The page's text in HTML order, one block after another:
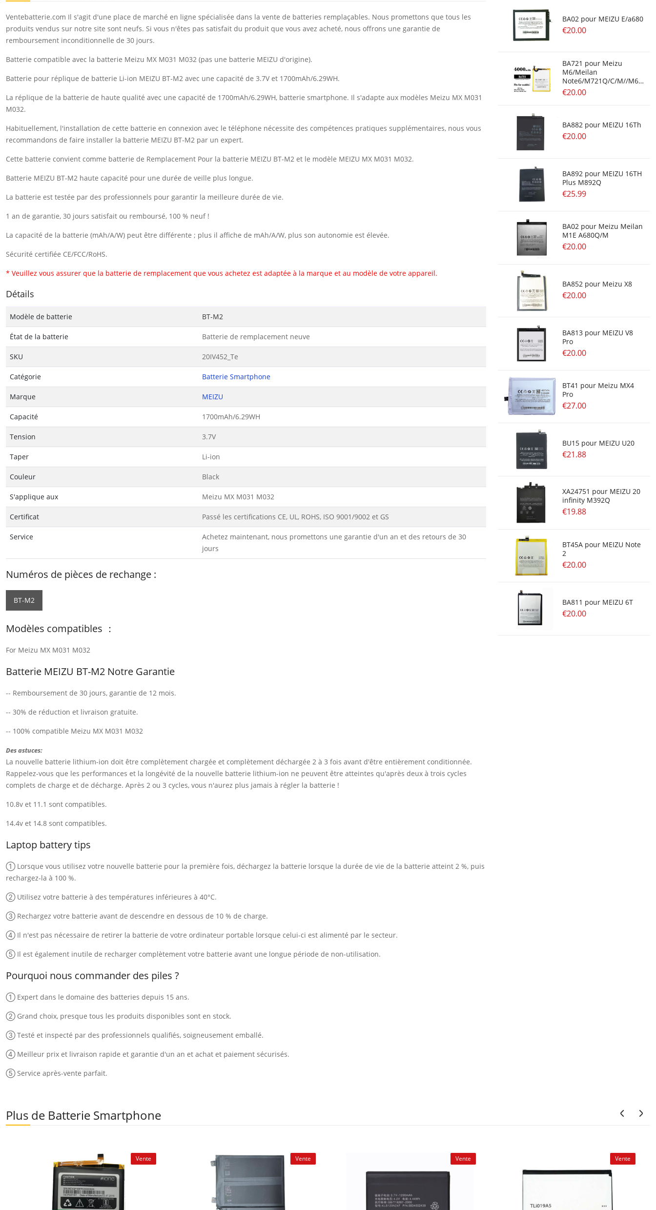
Ventebatterie.com Il s'agit d'une place de marché en ligne spécialisée dans la vente de batteries remplaçables. Nous promettons que tous les
produits vendus sur notre site sont neufs. Si vous n'êtes pas satisfait du produit que vous avez acheté, nous offrons une garantie de
remboursement inconditionnelle de 30 jours.
Batterie compatible avec la batterie Meizu MX M031 M032 (pas une batterie MEIZU d'origine).
Batterie pour réplique de batterie Li-ion MEIZU BT-M2 avec une capacité de 3.7V et 1700mAh/6.29WH.
La réplique de la batterie de haute qualité avec une capacité de 1700mAh/6.29WH, batterie smartphone. Il s'adapte aux modèles Meizu MX M031
M032.
Habituellement, l'installation de cette batterie en connexion avec le téléphone nécessite des compétences pratiques supplémentaires, nous vous
recommandons de faire installer la batterie MEIZU BT-M2 par un expert.
Cette batterie convient comme batterie de Remplacement Pour la batterie MEIZU BT-M2 et le modèle MEIZU MX M031 M032.
Batterie MEIZU BT-M2 haute capacité pour une durée de veille plus longue.
La batterie est testée par des professionnels pour garantir la meilleure durée de vie.
1 an de garantie, 30 jours satisfait ou remboursé, 100 % neuf !
La capacité de la batterie (mAh/A/W) peut être différente ; plus il affiche de mAh/A/W, plus son autonomie est élevée.
Sécurité certifiée CE/FCC/RoHS.
* Veuillez vous assurer que la batterie de remplacement que vous achetez est adaptée à la marque et au modèle de votre appareil.
Détails
Modèle de batterie BT-M2
État de la batterie Batterie de remplacement neuve
SKU 20IV452_Te
Catégorie Batterie Smartphone
Marque MEIZU
Capacité 1700mAh/6.29WH
Tension 3.7V
Taper Li-ion
Couleur Black
S'applique aux Meizu MX M031 M032
Certificat Passé les certifications CE, UL, ROHS, ISO 9001/9002 et GS
Service
Achetez maintenant, nous promettons une garantie d'un an et des retours de 30
jours
Numéros de pièces de rechange :
BT-M2
Modèles compatibles ：
For Meizu MX M031 M032
Batterie MEIZU BT-M2 Notre Garantie
-- Remboursement de 30 jours, garantie de 12 mois.
-- 30% de réduction et livraison gratuite.
-- 100% compatible Meizu MX M031 M032
Des astuces:
La nouvelle batterie lithium-ion doit être complètement chargée et complètement déchargée 2 à 3 fois avant d'être entièrement conditionnée.
Rappelez-vous que les performances et la longévité de la nouvelle batterie lithium-ion ne peuvent être atteintes qu'après deux à trois cycles
complets de charge et de décharge. Après 2 ou 3 cycles, vous n'aurez plus jamais à régler la batterie !
10.8v et 11.1 sont compatibles.
14.4v et 14.8 sont compatibles.
Laptop battery tips
① Lorsque vous utilisez votre nouvelle batterie pour la première fois, déchargez la batterie lorsque la durée de vie de la batterie atteint 2 %, puis
rechargez-la à 100 %.
② Utilisez votre batterie à des températures inférieures à 40°C.
③ Rechargez votre batterie avant de descendre en dessous de 10 % de charge.
④ Il n'est pas nécessaire de retirer la batterie de votre ordinateur portable lorsque celui-ci est alimenté par le secteur.
⑤ Il est également inutile de recharger complètement votre batterie avant une longue période de non-utilisation.
Pourquoi nous commander des piles ?
① Expert dans le domaine des batteries depuis 15 ans.
② Grand choix, presque tous les produits disponibles sont en stock.
③ Testé et inspecté par des professionnels qualifiés, soigneusement emballé.
④ Meilleur prix et livraison rapide et garantie d'un an et achat et paiement sécurisés.
⑤ Service après-vente parfait.
BA02 pour MEIZU E/a680
€20.00
BA721 pour Meizu
M6/Meilan
Note6/M721Q/C/M//M6
Note
€20.00
BA882 pour MEIZU 16Th
€20.00
BA892 pour MEIZU 16TH
Plus M892Q
€25.99
BA02 pour Meizu Meilan
M1E A680Q/M
€20.00
BA852 pour Meizu X8
€20.00
BA813 pour MEIZU V8
Pro
€20.00
BT41 pour Meizu MX4
Pro
€27.00
BU15 pour MEIZU U20
€21.88
XA24751 pour MEIZU 20
infinity M392Q
€19.88
BT45A pour MEIZU Note
2
€20.00
BA811 pour MEIZU 6T
€20.00
Plus de Batterie Smartphone
Vente Vente Vente Vente